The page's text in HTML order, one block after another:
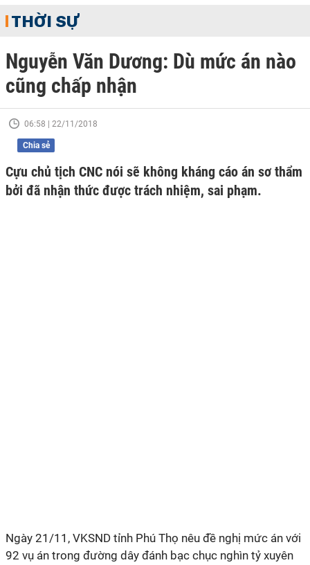
THỜI SỰ
Nguyễn Văn Dương: Dù mức án nào
cũng chấp nhận
06:58 | 22/11/2018
Chia sẻ
Cựu chủ tịch CNC nói sẽ không kháng cáo án sơ thẩm
bởi đã nhận thức được trách nhiệm, sai phạm.
Ngày 21/11, VKSND tỉnh Phú Thọ nêu đề nghị mức án với
92 vụ án trong đường dây đánh bạc chục nghìn tỷ xuyên